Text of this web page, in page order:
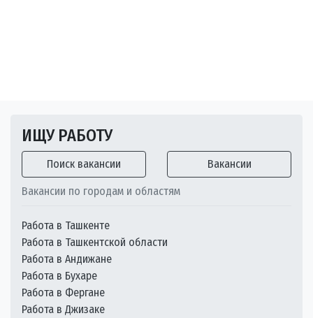
ИЩУ РАБОТУ
Поиск вакансии Вакансии
Вакансии по городам и областям
Работа в Ташкенте
Работа в Ташкентской области
Работа в Андижане
Работа в Бухаре
Работа в Фергане
Работа в Джизаке